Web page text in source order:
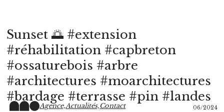
Sunset 🌅 #extension
#réhabilitation #capbreton
#ossaturebois #arbre
#architectures #moarchitectures
#bardage #terrasse #pin #landes
06/2024
Agence,Actualités,Contact